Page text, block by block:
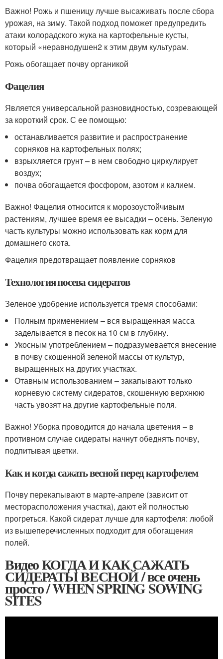
Важно! Рожь и пшеницу лучше высаживать после сбора
урожая, на зиму. Такой подход поможет предупредить
атаки колорадского жука на картофельные кусты,
который «неравнодушен2 к этим двум культурам.
Рожь обогащает почву органикой
Фацелия
Является универсальной разновидностью, созревающей
за короткий срок. С ее помощью:
останавливается развитие и распространение
сорняков на картофельных полях;
взрыхляется грунт – в нем свободно циркулирует
воздух;
почва обогащается фосфором, азотом и калием.
Важно! Фацелия относится к морозоустойчивым
растениям, лучшее время ее высадки – осень. Зеленую
часть культуры можно использовать как корм для
домашнего скота.
Фацелия предотвращает появление сорняков
Технология посева сидератов
Зеленое удобрение используется тремя способами:
Полным применением – вся выращенная масса
заделывается в песок на 10 см в глубину.
Укосным употреблением – подразумевается внесение
в почву скошенной зеленой массы от культур,
выращенных на других участках.
Отавным использованием – закапывают только
корневую систему сидератов, скошенную верхнюю
часть увозят на другие картофельные поля.
Важно! Уборка проводится до начала цветения – в
противном случае сидераты начнут обеднять почву,
подпитывая цветки.
Как и когда сажать весной перед картофелем
Почву перекапывают в марте-апреле (зависит от
месторасположения участка), дают ей полностью
прогреться. Какой сидерат лучше для картофеля: любой
из вышеперечисленных подходит для обогащения
полей.
Видео КОГДА И КАК САЖАТЬ
СИДЕРАТЫ ВЕСНОЙ / все очень
просто / WHEN SPRING SOWING
SITES